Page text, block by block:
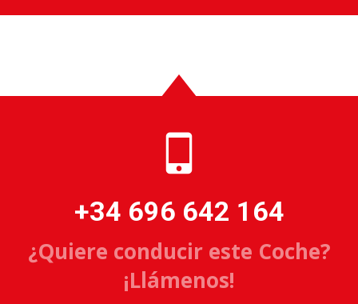
+34 696 642 164
¿Quiere conducir este Coche?
¡Llámenos!